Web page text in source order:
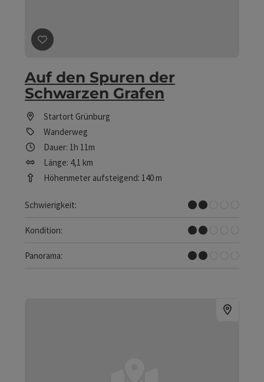
Beitrag merken
Auf den Spuren der
Schwarzen Grafen
Startort Grünburg
Wanderweg
Dauer: 1h 11m
Länge: 4,1 km
Höhenmeter aufsteigend: 140 m
Schwierigkeit:
Leicht
Kondition:
Leicht
Panorama:
Einzelne Ausblicke